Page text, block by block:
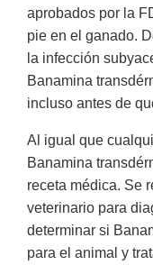
aprobados por la
pie en el ganado.
la infección
Banamina
incluso antes de
Al igual que
Banamina
receta médica. Se
veterinario para
determinar si
para el animal y